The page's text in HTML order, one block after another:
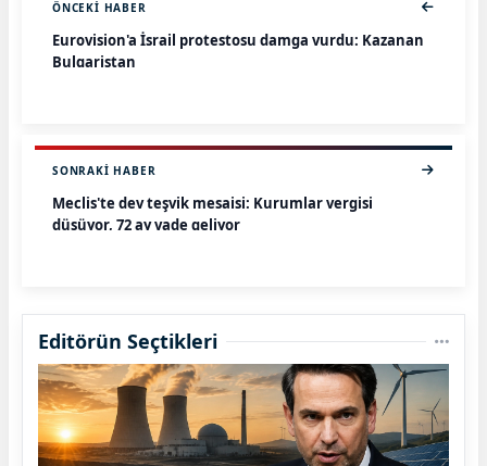
ÖNCEKI HABER
Eurovision'a İsrail protestosu damga vurdu: Kazanan
Bulgaristan
SONRAKI HABER
Meclis'te dev teşvik mesaisi: Kurumlar vergisi
düşüyor, 72 ay vade geliyor
Editörün Seçtikleri